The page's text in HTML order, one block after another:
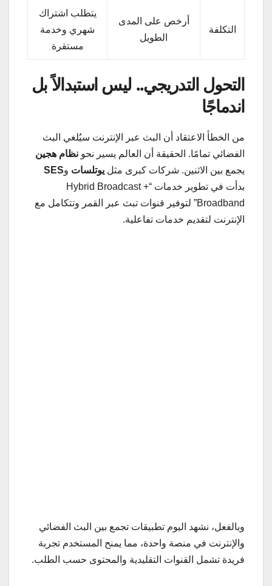
التكلفة
أرخص على المدى
الطويل
يتطلب اشتراك
شهري وخدمة
مستقرة
التحول التدريجي.. ليس استبدالاً بل
اندماجًا
من الخطأ الاعتقاد أن البث عبر الإنترنت سيُلغي البث
الفضائي تمامًا. الحقيقة أن العالم يسير نحو نظام هجين
يجمع بين الاثنين. شركات كبرى مثل يوتلسات وSES
بدأت في تطوير خدمات “Hybrid Broadcast +
Broadband” لتوفير قنوات تبث عبر القمر وتتكامل مع
الإنترنت لتقديم خدمات تفاعلية.
وبالفعل، نشهد اليوم تطبيقات تجمع بين البث الفضائي
والإنترنت في منصة واحدة، مما يمنح المستخدم تجربة
فريدة تشمل القنوات التقليدية والمحتوى حسب الطلب.